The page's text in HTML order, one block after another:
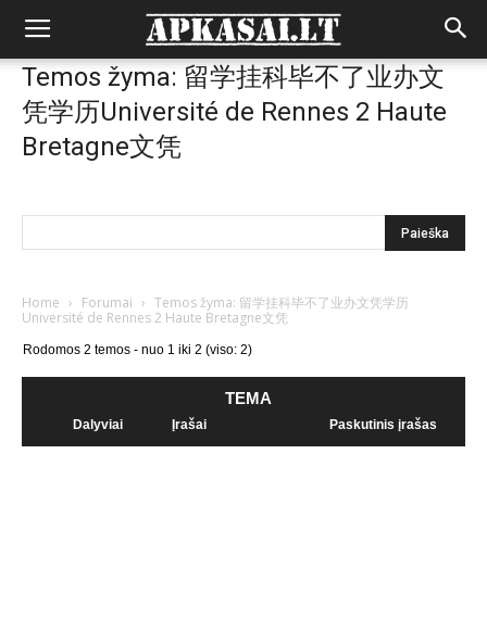
Temos žyma: 留学挂科毕不了业办文
凭学历Université de Rennes 2 Haute
Bretagne文凭
Home › Forumai › Temos žyma: 留学挂科毕不了业办文凭学历
Université de Rennes 2 Haute Bretagne文凭
Rodomos 2 temos - nuo 1 iki 2 (viso: 2)
TEMA
Dalyviai Įrašai Paskutinis įrašas